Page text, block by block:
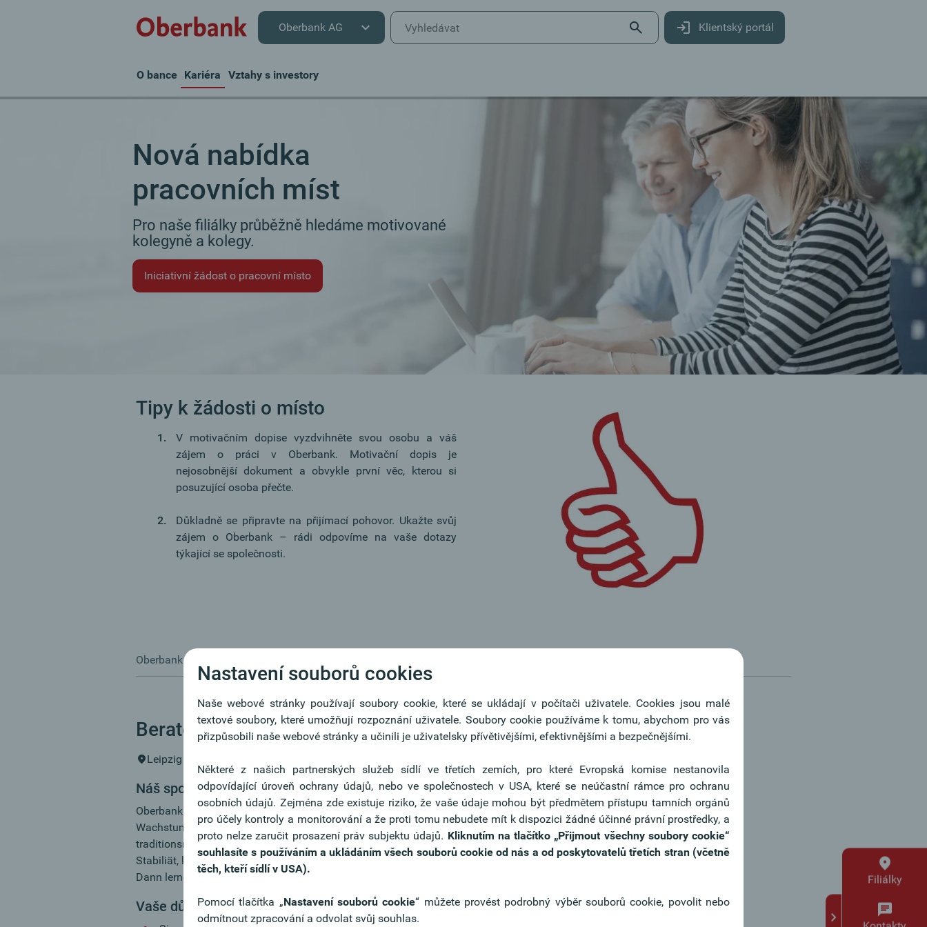
Oberbank AG Klientský portál
O bance Kariéra Vztahy s investory
Nová nabídka
pracovních míst
Pro naše filiálky průběžně hledáme motivované
kolegyně a kolegy.
Iniciativní žádost o pracovní místo
Tipy k žádosti o místo
V motivačním dopise vyzdvihněte svou osobu a váš
zájem o práci v Oberbank. Motivační dopis je
nejosobnější dokument a obvykle první věc, kterou si
posuzující osoba přečte.
Důkladně se připravte na přijímací pohovor. Ukažte svůj
zájem o Oberbank – rádi odpovíme na vaše dotazy
týkající se společnosti.
Oberbank AG
Berater:in Firmenkunden (w/m/d)
Leipzig
Náš společný cíl:
Oberbank. Gegründet 1869 in Österreich. Seit über 30 Jahren in Deutschland auf
Wachstumskurs. Sie möchten künftig gehobene Firmenkund:innen in einer
traditionsreichen und doch fortschrittlichen Bank in einer Stadt, in der wirtschaftliche
Stabiliät, kurze Wege und ein einzigartiges kulturelles Umfeld überzeugen, betreuen?
Dann lernen Sie unser Team in LEIPZIG kennen!
Vaše důležité úkoly:
Kontakt a další informace:
+49 911 / 723 67 - 16
On-line žádost
Filiálky
Nastavení souborů cookies
Naše webové stránky používají soubory cookie, které se ukládají v počítači uživatele. Cookies jsou malé
textové soubory, které umožňují rozpoznání uživatele. Soubory cookie používáme k tomu, abychom pro vás
přizpůsobili naše webové stránky a učinili je uživatelsky přívětivějšími, efektivnějšími a bezpečnějšími.
Některé z našich partnerských služeb sídlí ve třetích zemích, pro které Evropská komise nestanovila
odpovídající úroveň ochrany údajů, nebo ve společnostech v USA, které se neúčastní rámce pro ochranu
osobních údajů. Zejména zde existuje riziko, že vaše údaje mohou být předmětem přístupu tamních orgánů
pro účely kontroly a monitorování a že proti tomu nebudete mít k dispozici žádné účinné právní prostředky, a
proto nelze zaručit prosazení práv subjektu údajů. Kliknutím na tlačítko „Přijmout všechny soubory cookie“
souhlasíte s používáním a ukládáním všech souborů cookie od nás a od poskytovatelů třetích stran (včetně
těch, kteří sídlí v USA).
Pomocí tlačítka „Nastavení souborů cookie“ můžete provést podrobný výběr souborů cookie, povolit nebo
odmítnout zpracování a odvolat svůj souhlas.